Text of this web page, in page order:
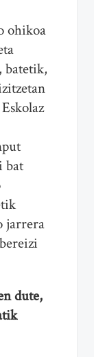
ohikoa
batetik,
bat
jarrera
dute,